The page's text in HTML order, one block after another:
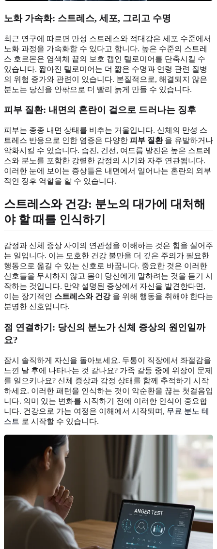
노화 가속화: 스트레스, 세포, 그리고 수명
최근 연구에 따르면 만성 스트레스와 적대감은 세포 수준에서
노화 과정을 가속화할 수 있다고 합니다. 높은 수준의 스트레
스 호르몬은 염색체 끝의 보호 캡인 텔로미어를 단축시킬 수
있습니다. 짧아진 텔로미어는 더 짧은 수명과 연령 관련 질병
의 위험 증가와 관련이 있습니다. 본질적으로, 해결되지 않은
분노는 당신을 안팎으로 더 빨리 늙게 만들 수 있습니다.
피부 질환: 내면의 혼란이 겉으로 드러나는 징후
피부는 종종 내면 상태를 비추는 거울입니다. 신체의 만성 스
트레스 반응으로 인한 염증은 다양한 피부 질환을 유발하거나
악화시킬 수 있습니다. 습진, 건선, 여드름 발진은 높은 스트레
스와 분노를 포함한 강렬한 감정의 시기와 자주 연관됩니다.
이러한 눈에 보이는 증상들은 내면에서 일어나는 혼란의 외부
적인 징후 역할을 할 수 있습니다.
스트레스와 건강: 분노의 대가에 대처해
야 할 때를 인식하기
감정과 신체 증상 사이의 연관성을 이해하는 것은 힘을 실어주
는 일입니다. 이는 모호한 건강 불만을 더 깊은 주의가 필요한
행동으로 옮길 수 있는 신호로 바꿉니다. 중요한 것은 이러한
신호들을 무시하지 않고 몸이 당신에게 말하려는 것을 듣기 시
작하는 것입니다. 만약 설명된 증상에서 자신을 발견한다면,
이는 장기적인 스트레스와 건강을 위해 행동을 취해야 한다는
분명한 신호입니다.
점 연결하기: 당신의 분노가 신체 증상의 원인일까
요?
잠시 솔직하게 자신을 돌아보세요. 두통이 직장에서 좌절감을
느낀 날 후에 나타나는 것 같나요? 가족 갈등 중에 위장이 문제
를 일으키나요? 신체 증상과 감정 상태를 함께 추적하기 시작
하세요. 이러한 패턴을 인식하는 것이 악순환을 끊는 첫걸음입
니다. 의미 있는 변화를 시작하기 전에 이러한 인식이 중요합
니다. 건강으로 가는 여정은 이해에서 시작되며, 무료 분노 테
스트 로 시작할 수 있습니다.